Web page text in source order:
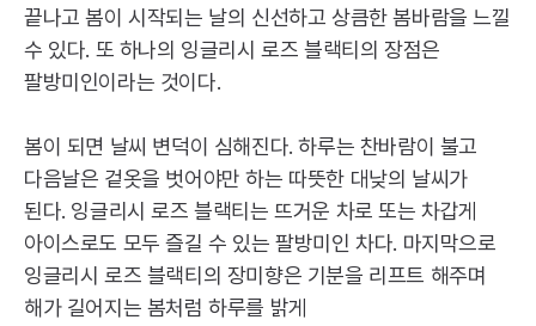
끝나고 봄이 시작되는 날의 신선하고 상큼한 봄바람을 느낄
수 있다. 또 하나의 잉글리시 로즈 블랙티의 장점은
팔방미인이라는 것이다.
봄이 되면 날씨 변덕이 심해진다. 하루는 찬바람이 불고
다음날은 겉옷을 벗어야만 하는 따뜻한 대낮의 날씨가
된다. 잉글리시 로즈 블랙티는 뜨거운 차로 또는 차갑게
아이스로도 모두 즐길 수 있는 팔방미인 차다. 마지막으로
잉글리시 로즈 블랙티의 장미향은 기분을 리프트 해주며
해가 길어지는 봄처럼 하루를 밝게